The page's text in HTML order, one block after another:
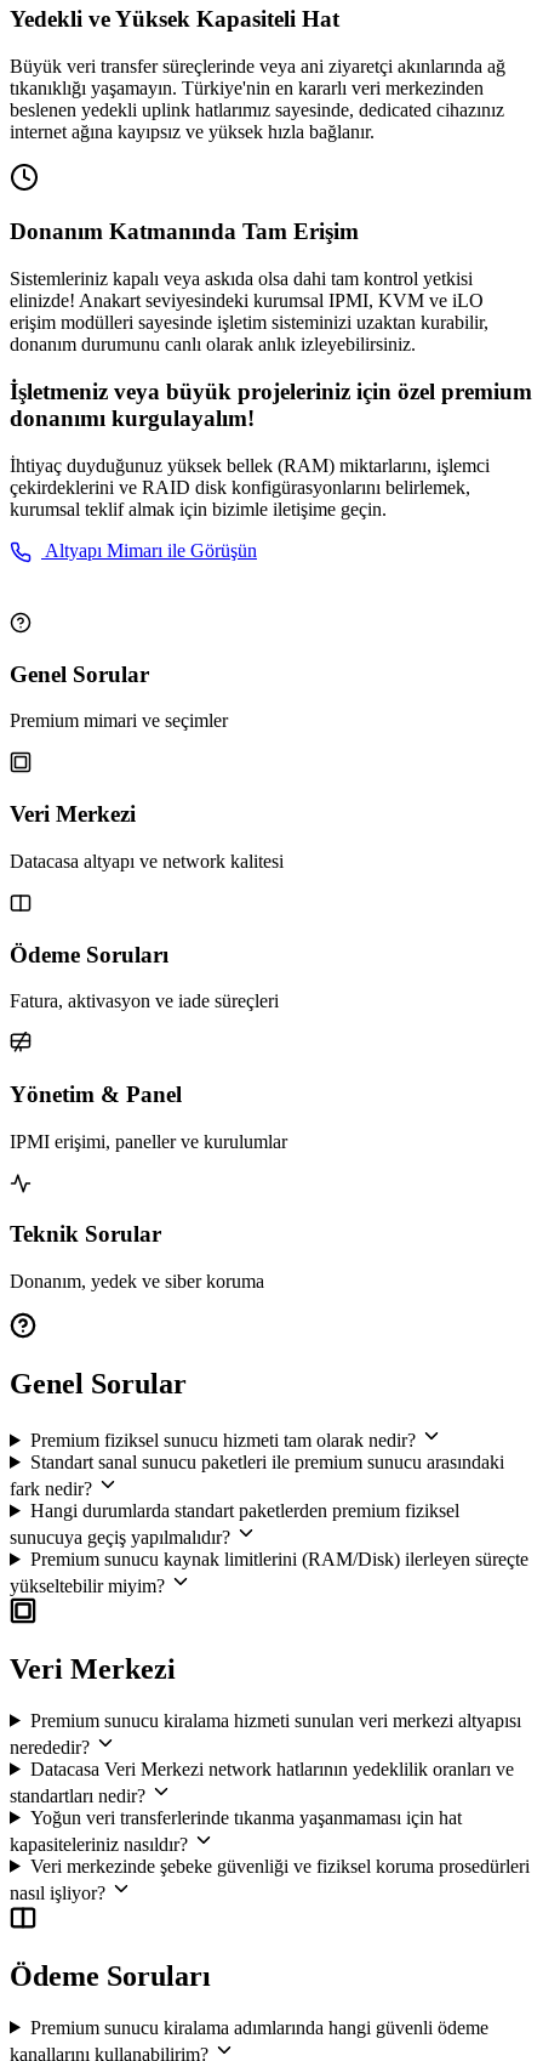
Yedekli ve Yüksek Kapasiteli Hat
Büyük veri transfer süreçlerinde veya ani ziyaretçi akınlarında ağ
tıkanıklığı yaşamayın. Türkiye'nin en kararlı veri merkezinden
beslenen yedekli uplink hatlarımız sayesinde, dedicated cihazınız
internet ağına kayıpsız ve yüksek hızla bağlanır.
Donanım Katmanında Tam Erişim
Sistemleriniz kapalı veya askıda olsa dahi tam kontrol yetkisi
elinizde! Anakart seviyesindeki kurumsal IPMI, KVM ve iLO
erişim modülleri sayesinde işletim sisteminizi uzaktan kurabilir,
donanım durumunu canlı olarak anlık izleyebilirsiniz.
İşletmeniz veya büyük projeleriniz için özel premium
donanımı kurgulayalım!
İhtiyaç duyduğunuz yüksek bellek (RAM) miktarlarını, işlemci
çekirdeklerini ve RAID disk konfigürasyonlarını belirlemek,
kurumsal teklif almak için bizimle iletişime geçin.
Altyapı Mimarı ile Görüşün
Genel Sorular
Premium mimari ve seçimler
Veri Merkezi
Datacasa altyapı ve network kalitesi
Ödeme Soruları
Fatura, aktivasyon ve iade süreçleri
Yönetim & Panel
IPMI erişimi, paneller ve kurulumlar
Teknik Sorular
Donanım, yedek ve siber koruma
Genel Sorular
Premium fiziksel sunucu hizmeti tam olarak nedir?
Standart sanal sunucu paketleri ile premium sunucu arasındaki
fark nedir?
Hangi durumlarda standart paketlerden premium fiziksel
sunucuya geçiş yapılmalıdır?
Premium sunucu kaynak limitlerini (RAM/Disk) ilerleyen süreçte
yükseltebilir miyim?
Veri Merkezi
Premium sunucu kiralama hizmeti sunulan veri merkezi altyapısı
nerededir?
Datacasa Veri Merkezi network hatlarının yedeklilik oranları ve
standartları nedir?
Yoğun veri transferlerinde tıkanma yaşanmaması için hat
kapasiteleriniz nasıldır?
Veri merkezinde şebeke güvenliği ve fiziksel koruma prosedürleri
nasıl işliyor?
Ödeme Soruları
Premium sunucu kiralama adımlarında hangi güvenli ödeme
kanallarını kullanabilirim?